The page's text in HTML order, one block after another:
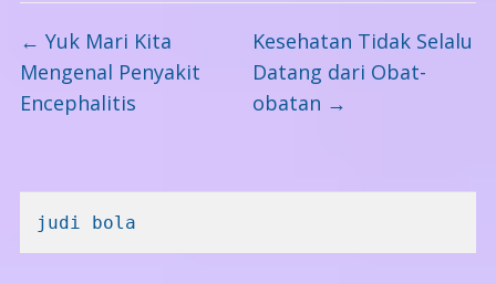
judi bola
← Yuk Mari Kita
Mengenal Penyakit
Encephalitis
Kesehatan Tidak Selalu
Datang dari Obat-
obatan →